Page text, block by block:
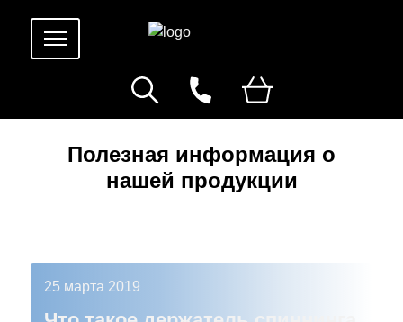
Полезная информация о
нашей продукции
25 марта 2019